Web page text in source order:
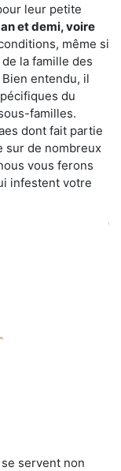
leur petite
et demi, voire
même si
la famille des
entendu, il
du
familles.
dont fait partie
sur de nombreux
vous ferons
infestent votre
servent non